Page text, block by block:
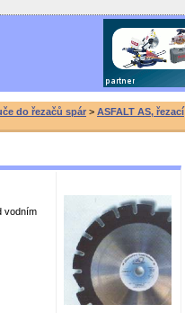
do řezačů spár > ASFALT AS, řezací
vodním